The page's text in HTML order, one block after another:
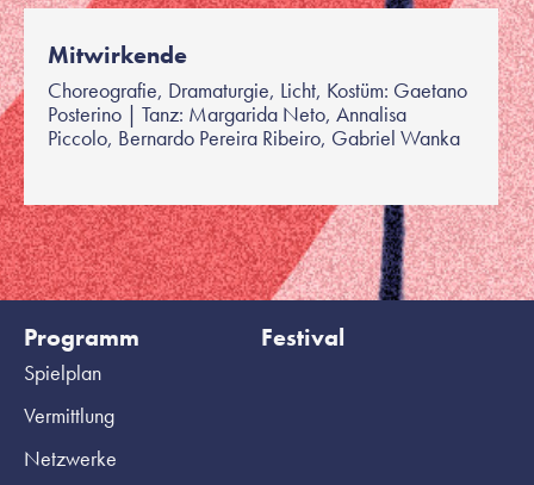
Mitwirkende
Choreografie, Dramaturgie, Licht, Kostüm: Gaetano
Posterino | Tanz: Margarida Neto, Annalisa
Piccolo, Bernardo Pereira Ribeiro, Gabriel Wanka
Programm
Spielplan
Vermittlung
Netzwerke
Festival